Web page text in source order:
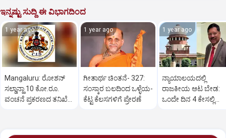
ಇನ್ನಷ್ಟು ಸುದ್ದಿ ಈ ವಿಭಾಗದಿಂದ
1 year ago
Mangaluru: ರೋಶನ್‌
ಸಲ್ಡಾನ್ಹಾ 10 ಕೋ.ರೂ.
ವಂಚನೆ ಪ್ರಕರಣದ ತನಿಖೆ
1 year ago
ಗೀತಾರ್ಥ ಚಿಂತನೆ- 327:
ಸಂಸ್ಕಾರ ಬಲದಿಂದ ಒಳ್ಳೆಯ-
ಕೆಟ್ಟ ಕೆಲಸಗಳಿಗೆ ಪ್ರೇರಣೆ
1 year ago
ನ್ಯಾಯಾಲಯದಲ್ಲಿ
ರಾಜಕೀಯ ಆಟ ಬೇಡ:
ಒಂದೇ ದಿನ 4 ಕೇಸಲ್ಲಿ